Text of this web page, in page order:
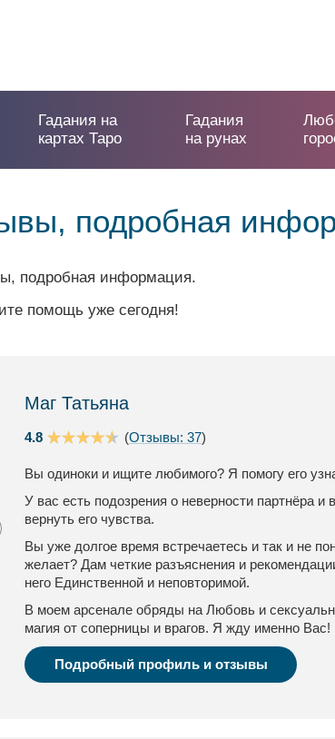
Гадания на
картах Таро
Гадания
на рунах
подробная
подробная информация.
помощь уже сегодня!
Маг Татьяна
4.8 (Отзывы: 37)
Вы одиноки и ищите любимого? Я помогу его
У вас есть подозрения о неверности партнёра
вернуть его чувства.
Вы уже долгое время встречаетесь и так и не
желает? Дам четкие разъяснения и
него Единственной и неповторимой.
В моем арсенале обряды на Любовь и
магия от соперницы и врагов. Я жду именно Вас!
Подробный профиль и отзывы